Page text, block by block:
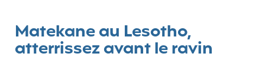
Matekane au Lesotho,
atterrissez avant le ravin